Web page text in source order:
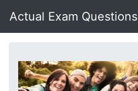
Actual Exam Questions